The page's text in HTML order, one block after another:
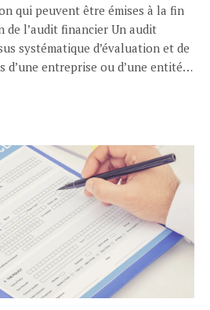
qui peuvent être émises à la fin
de l’audit financier Un audit
systématique d’évaluation et de
d’une entreprise ou d’une entité…